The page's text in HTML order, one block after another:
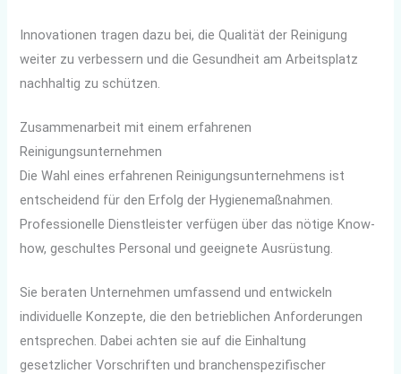
Innovationen tragen dazu bei, die Qualität der Reinigung
weiter zu verbessern und die Gesundheit am Arbeitsplatz
nachhaltig zu schützen.
Zusammenarbeit mit einem erfahrenen
Reinigungsunternehmen
Die Wahl eines erfahrenen Reinigungsunternehmens ist
entscheidend für den Erfolg der Hygienemaßnahmen.
Professionelle Dienstleister verfügen über das nötige Know-
how, geschultes Personal und geeignete Ausrüstung.
Sie beraten Unternehmen umfassend und entwickeln
individuelle Konzepte, die den betrieblichen Anforderungen
entsprechen. Dabei achten sie auf die Einhaltung
gesetzlicher Vorschriften und branchenspezifischer